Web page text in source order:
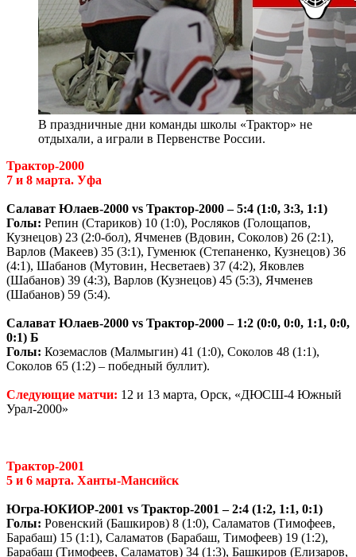
В праздничные дни команды школы «Трактор» не
отдыхали, а играли в Первенстве России.
Трактор-2000
7 и 8 марта. Уфа
Салават Юлаев-2000 vs Трактор-2000 – 5:4 (1:0, 3:3, 1:1)
Голы: Репин (Стариков) 10 (1:0), Росляков (Голощапов,
Кузнецов) 23 (2:0-бол), Ячменев (Вдовин, Соколов) 26 (2:1),
Варлов (Макеев) 35 (3:1), Гуменюк (Степаненко, Кузнецов) 36
(4:1), Шабанов (Мутовин, Несветаев) 37 (4:2), Яковлев
(Шабанов) 39 (4:3), Варлов (Кузнецов) 45 (5:3), Ячменев
(Шабанов) 59 (5:4).
Салават Юлаев-2000 vs Трактор-2000 – 1:2 (0:0, 0:0, 1:1, 0:0,
0:1) Б
Голы: Коземаслов (Малмыгин) 41 (1:0), Соколов 48 (1:1),
Соколов 65 (1:2) – победный буллит).
Следующие матчи: 12 и 13 марта, Орск, «ДЮСШ-4 Южный
Урал-2000»
Трактор-2001
5 и 6 марта. Ханты-Мансийск
Югра-ЮКИОР-2001 vs Трактор-2001 – 2:4 (1:2, 1:1, 0:1)
Голы: Ровенский (Башкиров) 8 (1:0), Саламатов (Тимофеев,
Барабаш) 15 (1:1), Саламатов (Барабаш, Тимофеев) 19 (1:2),
Барабаш (Тимофеев, Саламатов) 34 (1:3), Башкиров (Елизаров,